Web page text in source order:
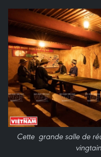
Cette grande salle de